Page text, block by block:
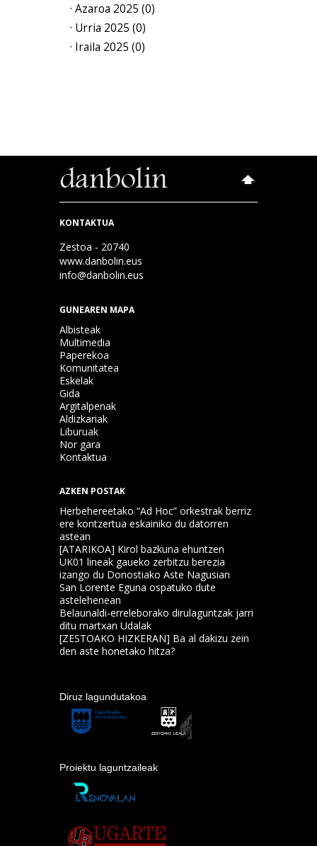
· Azaroa 2025 (0)
· Urria 2025 (0)
· Iraila 2025 (0)
KONTAKTUA
Zestoa - 20740
www.danbolin.eus
info@danbolin.eus
GUNEAREN MAPA
Albisteak
Multimedia
Paperekoa
Komunitatea
Eskelak
Gida
Argitalpenak
Aldizkariak
Liburuak
Nor gara
Kontaktua
AZKEN POSTAK
Herbehereetako “Ad Hoc” orkestrak berriz
ere kontzertua eskainiko du datorren
astean
[ATARIKOA] Kirol bazkuna ehuntzen
UK01 lineak gaueko zerbitzu berezia
izango du Donostiako Aste Nagusian
San Lorente Eguna ospatuko dute
astelehenean
Belaunaldi-erreleborako dirulaguntzak jarri
ditu martxan Udalak
[ZESTOAKO HIZKERAN] Ba al dakizu zein
den aste honetako hitza?
Diruz lagundutakoa
Proiektu laguntzaileak